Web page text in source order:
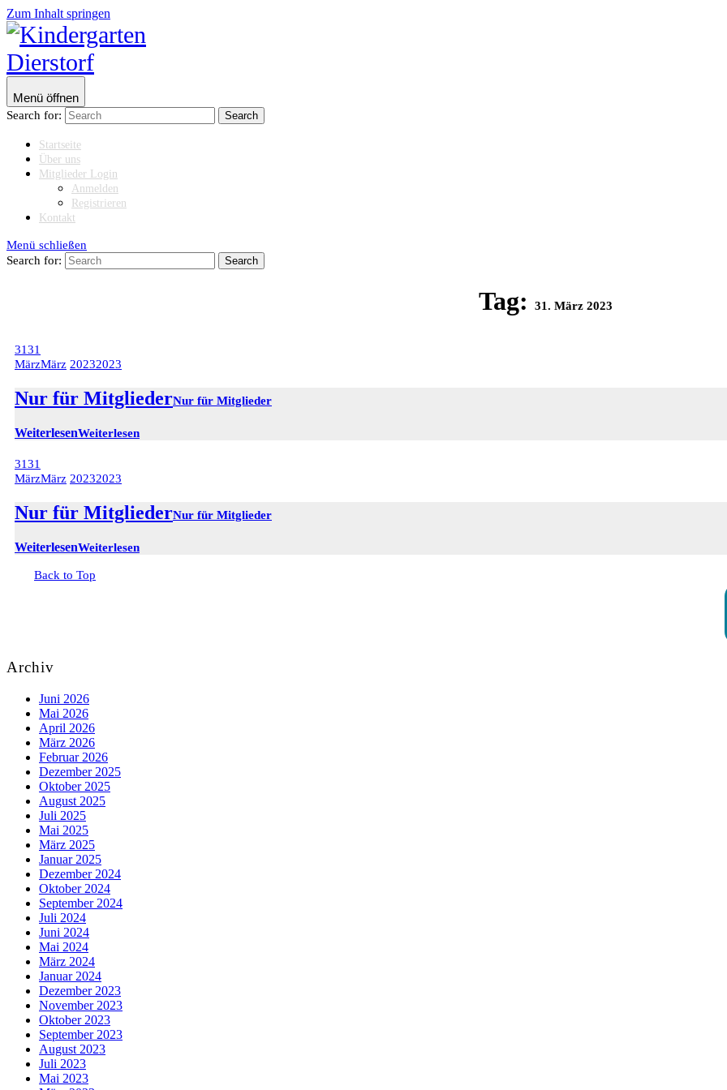
Zum Inhalt springen
Menü öffnen
Search for:
Startseite
Über uns
Mitglieder Login
Anmelden
Registrieren
Kontakt
Menü schließen
Search for:
Tag: 31. März 2023
3131
MärzMärz 20232023
Nur für MitgliederNur für Mitglieder
WeiterlesenWeiterlesen
3131
MärzMärz 20232023
Nur für MitgliederNur für Mitglieder
WeiterlesenWeiterlesen
Back to Top
Archiv
Juni 2026
Mai 2026
April 2026
März 2026
Februar 2026
Dezember 2025
Oktober 2025
August 2025
Juli 2025
Mai 2025
März 2025
Januar 2025
Dezember 2024
Oktober 2024
September 2024
Juli 2024
Juni 2024
Mai 2024
März 2024
Januar 2024
Dezember 2023
November 2023
Oktober 2023
September 2023
August 2023
Juli 2023
Mai 2023